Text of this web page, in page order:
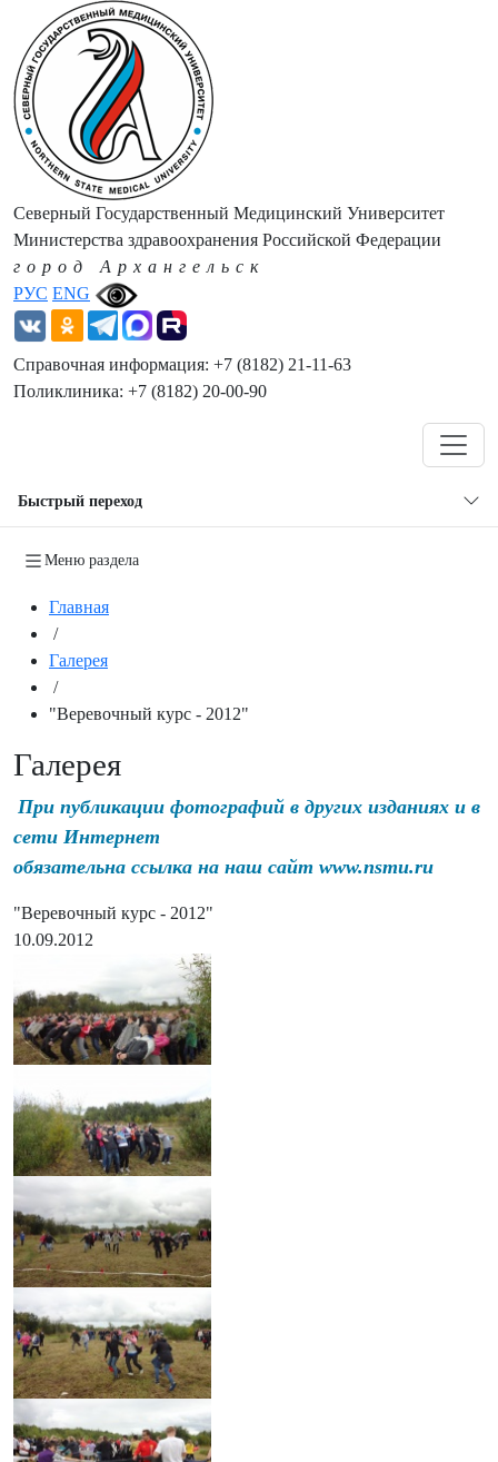
РУС ENG
Северный Государственный Медицинский Университет
Министерства здравоохранения Российской Федерации
город Архангельск
Справочная информация: +7 (8182) 21-11-63
Поликлиника: +7 (8182) 20-00-90
Быстрый переход
Меню раздела
Главная
/
Галерея
/
"Веревочный курс - 2012"
Галерея
При публикации фотографий в других изданиях и в
сети Интернет
обязательна ссылка на наш сайт www.nsmu.ru
"Веревочный курс - 2012"
10.09.2012